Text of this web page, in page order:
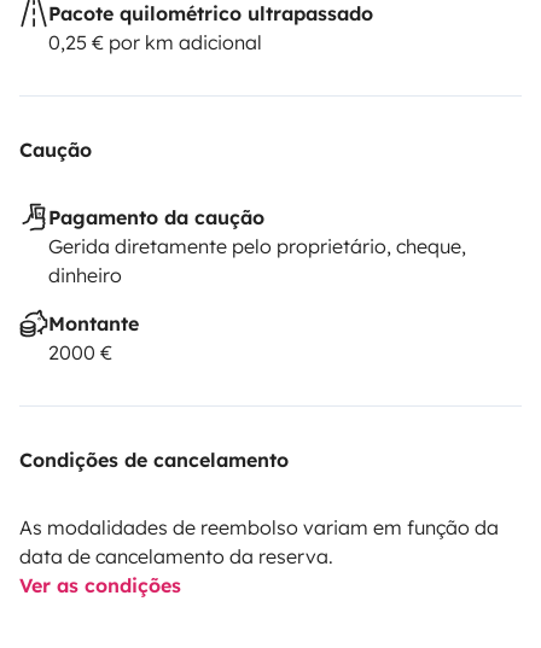
Pacote quilométrico ultrapassado
0,25 € por km adicional
Caução
Pagamento da caução
Gerida diretamente pelo proprietário, cheque,
dinheiro
Montante
2000 €
Condições de cancelamento
As modalidades de reembolso variam em função da
data de cancelamento da reserva.
Ver as condições